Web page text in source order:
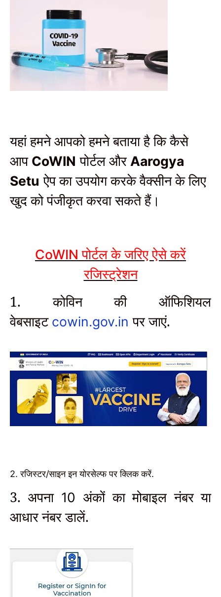
यहां हमने आपको हमने बताया है कि कैसे
आप CoWIN पोर्टल और Aarogya
Setu ऐप का उपयोग करके वैक्सीन के लिए
खुद को पंजीकृत करवा सकते हैं।
CoWINपोर्टल के जरिए ऐसे करें
रजिस्ट्रेशन
1. कोविन की ऑफिशियल
वेबसाइट cowin.gov.in पर जाएं.
2. रजिस्टर/साइन इन योरसेल्फ पर क्लिक करें.
3. अपना 10 अंकों का मोबाइल नंबर या
आधार नंबर डालें.